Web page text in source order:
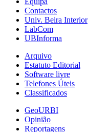
Contactos
Univ. Beira Interior
LabCom
UBInforma
Arquivo
Estatuto Editorial
Software livre
Telefones Úteis
Classificados
GeoURBI
Opinião
Reportagens